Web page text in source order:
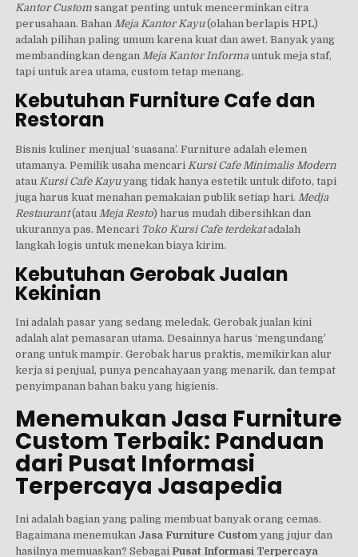
Kantor Custom sangat penting untuk mencerminkan citra
perusahaan. Bahan Meja Kantor Kayu(olahan berlapis HPL)
adalah pilihan paling umum karena kuat dan awet. Banyak yang
membandingkan dengan Meja Kantor Informa untuk meja staf,
tapi untuk area utama, custom tetap menang.
Kebutuhan Furniture Cafe dan
Restoran
Bisnis kuliner menjual ‘suasana’. Furniture adalah elemen
utamanya. Pemilik usaha mencari Kursi Cafe Minimalis Modern
atau Kursi Cafe Kayuyang tidak hanya estetik untuk difoto, tapi
juga harus kuat menahan pemakaian publik setiap hari. Medja
Restaurant(atau Meja Resto) harus mudah dibersihkan dan
ukurannya pas. Mencari Toko Kursi Cafe terdekatadalah
langkah logis untuk menekan biaya kirim.
Kebutuhan Gerobak Jualan
Kekinian
Ini adalah pasar yang sedang meledak. Gerobak jualan kini
adalah alat pemasaran utama. Desainnya harus ‘mengundang’
orang untuk mampir. Gerobak harus praktis, memikirkan alur
kerja si penjual, punya pencahayaan yang menarik, dan tempat
penyimpanan bahan baku yang higienis.
Menemukan Jasa Furniture
Custom Terbaik: Panduan
dari Pusat Informasi
Terpercaya Jasapedia
Ini adalah bagian yang paling membuat banyak orang cemas.
Bagaimana menemukan Jasa Furniture Custom yang jujur dan
hasilnya memuaskan? Sebagai Pusat Informasi Terpercaya